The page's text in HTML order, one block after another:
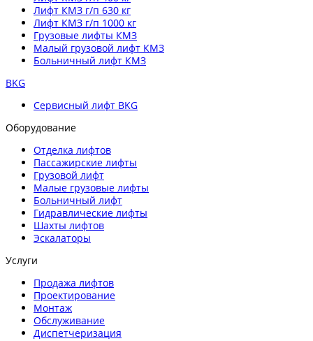
Лифт КМЗ г/п 630 кг
Лифт КМЗ г/п 1000 кг
Грузовые лифты КМЗ
Малый грузовой лифт КМЗ
Больничный лифт КМЗ
BKG
Сервисный лифт BKG
Оборудование
Отделка лифтов
Пассажирские лифты
Грузовой лифт
Малые грузовые лифты
Больничный лифт
Гидравлические лифты
Шахты лифтов
Эскалаторы
Услуги
Продажа лифтов
Проектирование
Монтаж
Обслуживание
Диспетчеризация